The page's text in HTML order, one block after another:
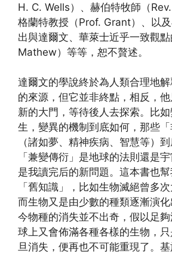
H. C. Wells）、赫伯特牧師（
格蘭特教授（Prof. Grant）、以
出與達爾文、華萊士近乎一致觀
Mathew）等等，恕不贅述。
達爾文的學說終於為人類合理地
的來源，但它並非終點，相反，
新的大門，等待後人去探索。比
生，變異的機制到底如何，那些
（諸如夢、精神疾病、智慧等）
「兼變傳衍」是地球的法則還是
是我讀完后的新問題。這本書也
「舊知識」，比如生物滅絕曾多
而生物又是由少數的種類逐漸演
今物種的消失並不出奇，假以足
球上又會佈滿各種各樣的生物，
旦消失，便再也不可能重現了。基